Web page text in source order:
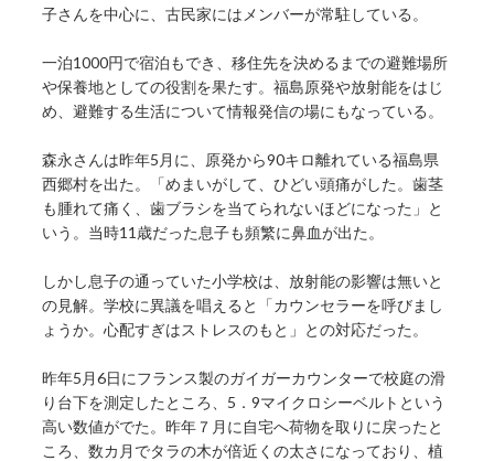
子さんを中心に、古民家にはメンバーが常駐している。
一泊1000円で宿泊もでき、移住先を決めるまでの避難場所
や保養地としての役割を果たす。福島原発や放射能をはじ
め、避難する生活について情報発信の場にもなっている。
森永さんは昨年5月に、原発から90キロ離れている福島県
西郷村を出た。「めまいがして、ひどい頭痛がした。歯茎
も腫れて痛く、歯ブラシを当てられないほどになった」と
いう。当時11歳だった息子も頻繁に鼻血が出た。
しかし息子の通っていた小学校は、放射能の影響は無いと
の見解。学校に異議を唱えると「カウンセラーを呼びまし
ょうか。心配すぎはストレスのもと」との対応だった。
昨年5月6日にフランス製のガイガーカウンターで校庭の滑
り台下を測定したところ、5．9マイクロシーベルトという
高い数値がでた。昨年７月に自宅へ荷物を取りに戻ったと
ころ、数カ月でタラの木が倍近くの太さになっており、植